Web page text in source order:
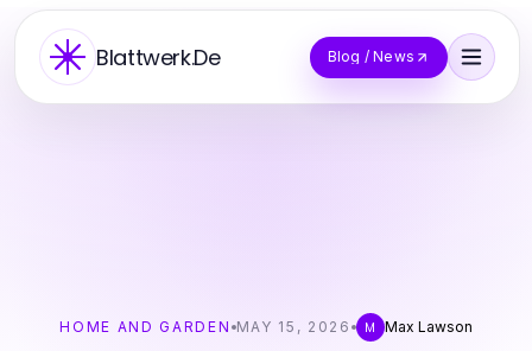
Blattwerk.De Blog / News
HOME AND GARDEN MAY 15, 2026 M Max Lawson